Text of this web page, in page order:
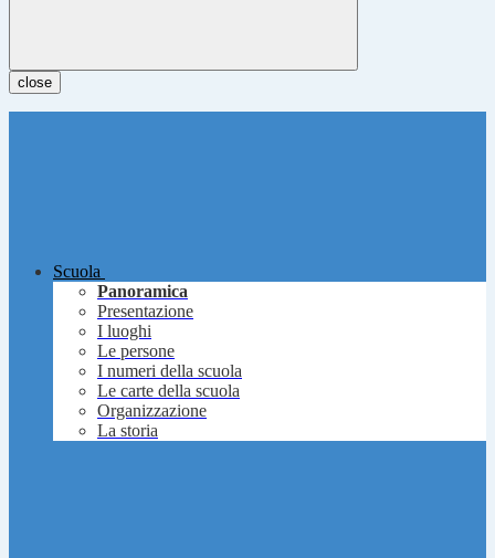
close
Scuola
Panoramica
Presentazione
I luoghi
Le persone
I numeri della scuola
Le carte della scuola
Organizzazione
La storia